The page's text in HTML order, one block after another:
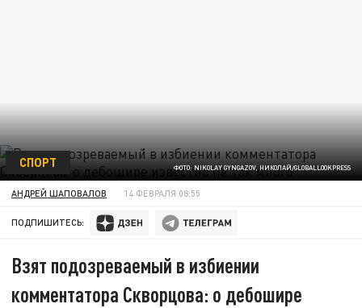
ФОТО: NIKOLAY GYNGAZOV, НИКОЛАЙ/GLOBALLOOKPRESS
СПОРТ
АНДРЕЙ ШАПОВАЛОВ 14 ФЕВРАЛЯ 08:55
ПОДПИШИТЕСЬ:
Взят подозреваемый в избиении
комментатора Скворцова: о дебошире